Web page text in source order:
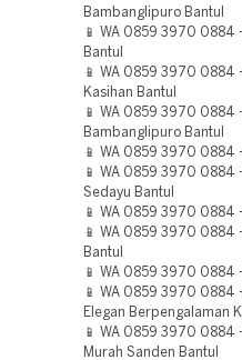
Bambanglipuro Bantul
📱 WA 0859 3970 0884
Bantul
📱 WA 0859 3970 0884
Kasihan Bantul
📱 WA 0859 3970 0884
Bambanglipuro Bantul
📱 WA 0859 3970 0884
📱 WA 0859 3970 0884
Sedayu Bantul
📱 WA 0859 3970 0884
📱 WA 0859 3970 0884
Bantul
📱 WA 0859 3970 0884
📱 WA 0859 3970 0884
Elegan Berpengalaman
📱 WA 0859 3970 0884
Murah Sanden Bantul